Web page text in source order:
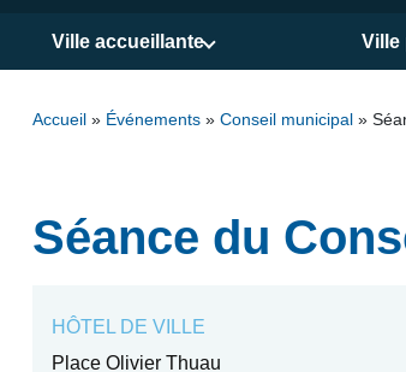
Ville accueillante Ville
Accueil » Événements » Conseil municipal »
Séance du
HÔTEL DE VILLE
Place Olivier Thuau